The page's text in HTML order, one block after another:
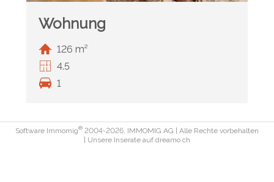
Wohnung
126 m²
4.5
1
Software Immomig® 2004-2026, IMMOMIG AG | Alle Rechte vorbehalten
| Unsere Inserate auf dreamo.ch